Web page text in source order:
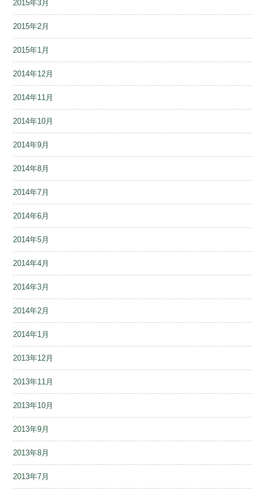
2015年3月
2015年2月
2015年1月
2014年12月
2014年11月
2014年10月
2014年9月
2014年8月
2014年7月
2014年6月
2014年5月
2014年4月
2014年3月
2014年2月
2014年1月
2013年12月
2013年11月
2013年10月
2013年9月
2013年8月
2013年7月